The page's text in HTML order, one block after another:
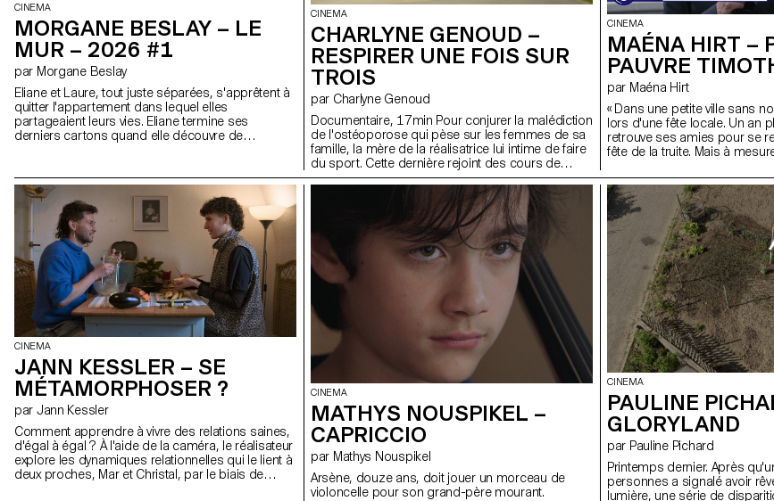
CINEMA
MORGANE BESLAY – LE
MUR – 2026 #1
par Morgane Beslay
Eliane et Laure, tout juste séparées, s'apprêtent à
quitter l'appartement dans lequel elles
partageaient leurs vies. Eliane termine ses
derniers cartons quand elle découvre de
rappeler Laure pour l'aider. Alors que les deux
femmes sont contraintes de partager ces
derniers instants à repeindre le mur, des
émotions enfouies refont surface, traçant les
derniers pas vers leur au revoir. Le Mur recentre la
question du huis clos autour d'un seul et unique
objet : un mur. Le jeu des comédiennes et le
décor portent alors presque à eux seuls le récit,
faisant des moindres interactions avec l'objet des
gestes plus significatifs que tous les mots.
CINEMA
CHARLYNE GENOUD –
RESPIRER UNE FOIS SUR
TROIS
par Charlyne Genoud
Documentaire, 17min Pour conjurer la malédiction
de l'ostéoporose qui pèse sur les femmes de sa
famille, la mère de la réalisatrice lui intime de faire
du sport. Cette dernière rejoint des cours de
musculation fréquentés par des femmes âgées
qui adorent chanter et boire des cafés. D'un éclat
de rire à l'autre, elles transforment ce lieu ordinaire
en refuge, qui soigne autant les corps que les
esprits. En leur compagnie, la réalisatrice explore
son rapport à la fragilité de sa mère et tente de
repenser sa propre perception du troisième âge.
CINEMA
MAÉNA HIRT –
PAUVRE
par Maéna Hirt
« Dans une petite ville sans
lors d'une fête locale. Un an
retrouve ses amies pour se
fête de la truite. Mais à
Astrid se retrouve alors seule
semble soudainement s'être
Pauvre Pauvre Timothy
les conséquences de
une quête surréaliste
fragmentés de Timothy,
propre disparition et tente
dans un monde qui semble
CINEMA
JANN KESSLER – SE
MÉTAMORPHOSER ?
par Jann Kessler
Comment apprendre à vivre des relations saines,
d'égal à égal ? À l'aide de la caméra, le réalisateur
explore les dynamiques relationnelles qui le lient à
deux proches, Mar et Christal, par le biais de
CINEMA
MATHYS NOUSPIKEL –
CAPRICCIO
par Mathys Nouspikel
Arsène, douze ans, doit jouer un morceau de
violoncelle pour son grand-père mourant.
CINEMA
PAULINE
GLORYLAND
par Pauline Pichard
Printemps dernier. Après
personnes a signalé avoir
lumière, une série de